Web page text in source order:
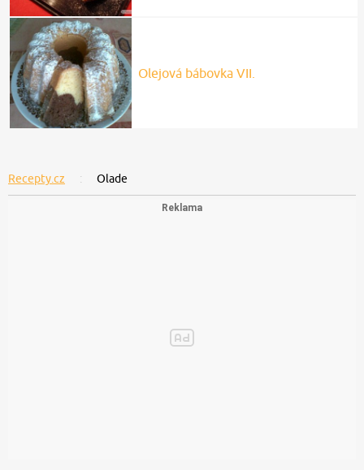
Olejová bábovka VII.
Recepty.cz Olade